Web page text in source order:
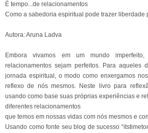
É tempo...de relacionamentos
Como a sabedoria espiritual pode trazer liberdade
Autora: Aruna Ladva
Embora vivamos em um mundo
relacionamentos sejam perfeitos. Para aqueles
jornada espiritual, o modo como enxergamos
reflexo de nós mesmos. Neste livro para
usando como base suas próprias experiências e
diferentes relacionamentos
que temos em nossas vidas com nós mesmos e
Usando como fonte seu blog de sucesso